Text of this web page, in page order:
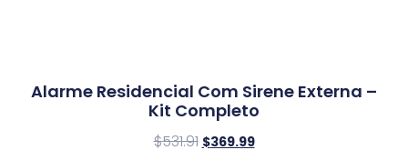
Alarme Residencial Com Sirene Externa –
Kit Completo
$531.91 $369.99